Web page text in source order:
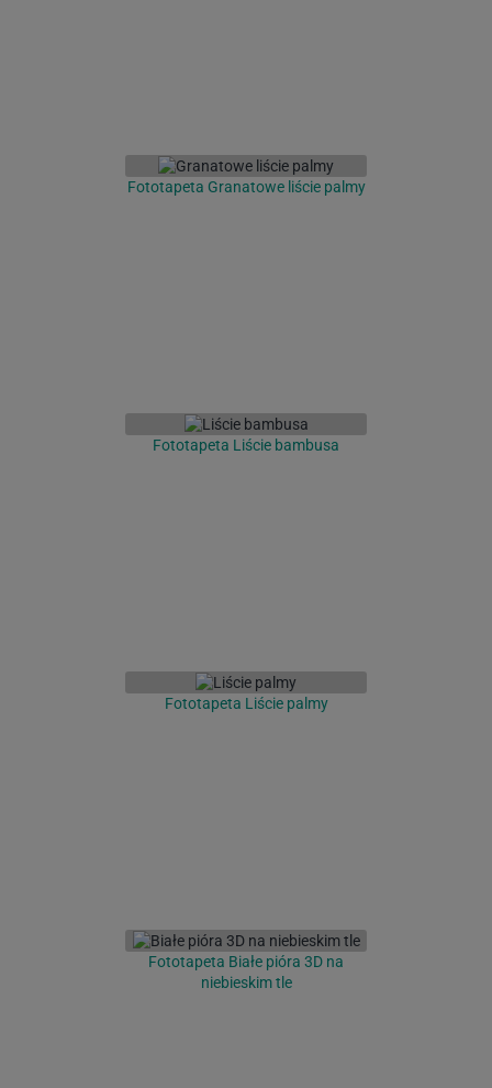
Fototapeta Granatowe liście palmy
Fototapeta Liście bambusa
Fototapeta Liście palmy
Fototapeta Białe pióra 3D na
niebieskim tle